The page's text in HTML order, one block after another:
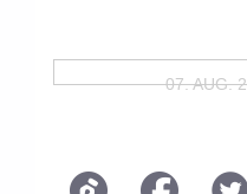
07. AUG.